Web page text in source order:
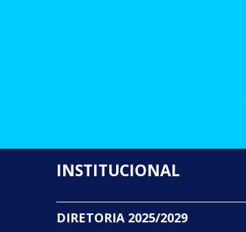
INSTITUCIONAL
DIRETORIA 2025/2029